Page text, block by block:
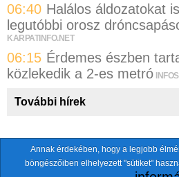
06:40 Halálos áldozatokat
legutóbbi orosz
KARPATINFO.NET
06:15 Érdemes észben
közlekedik a 2-es metró
További hírek
A fentiekkel együtt összesen118 oldalt
© 2026 Nemzeti.net - E-mail:
Annak érdekében, hogy a legjobb
böngészőiben elhelyezett "sütiket"